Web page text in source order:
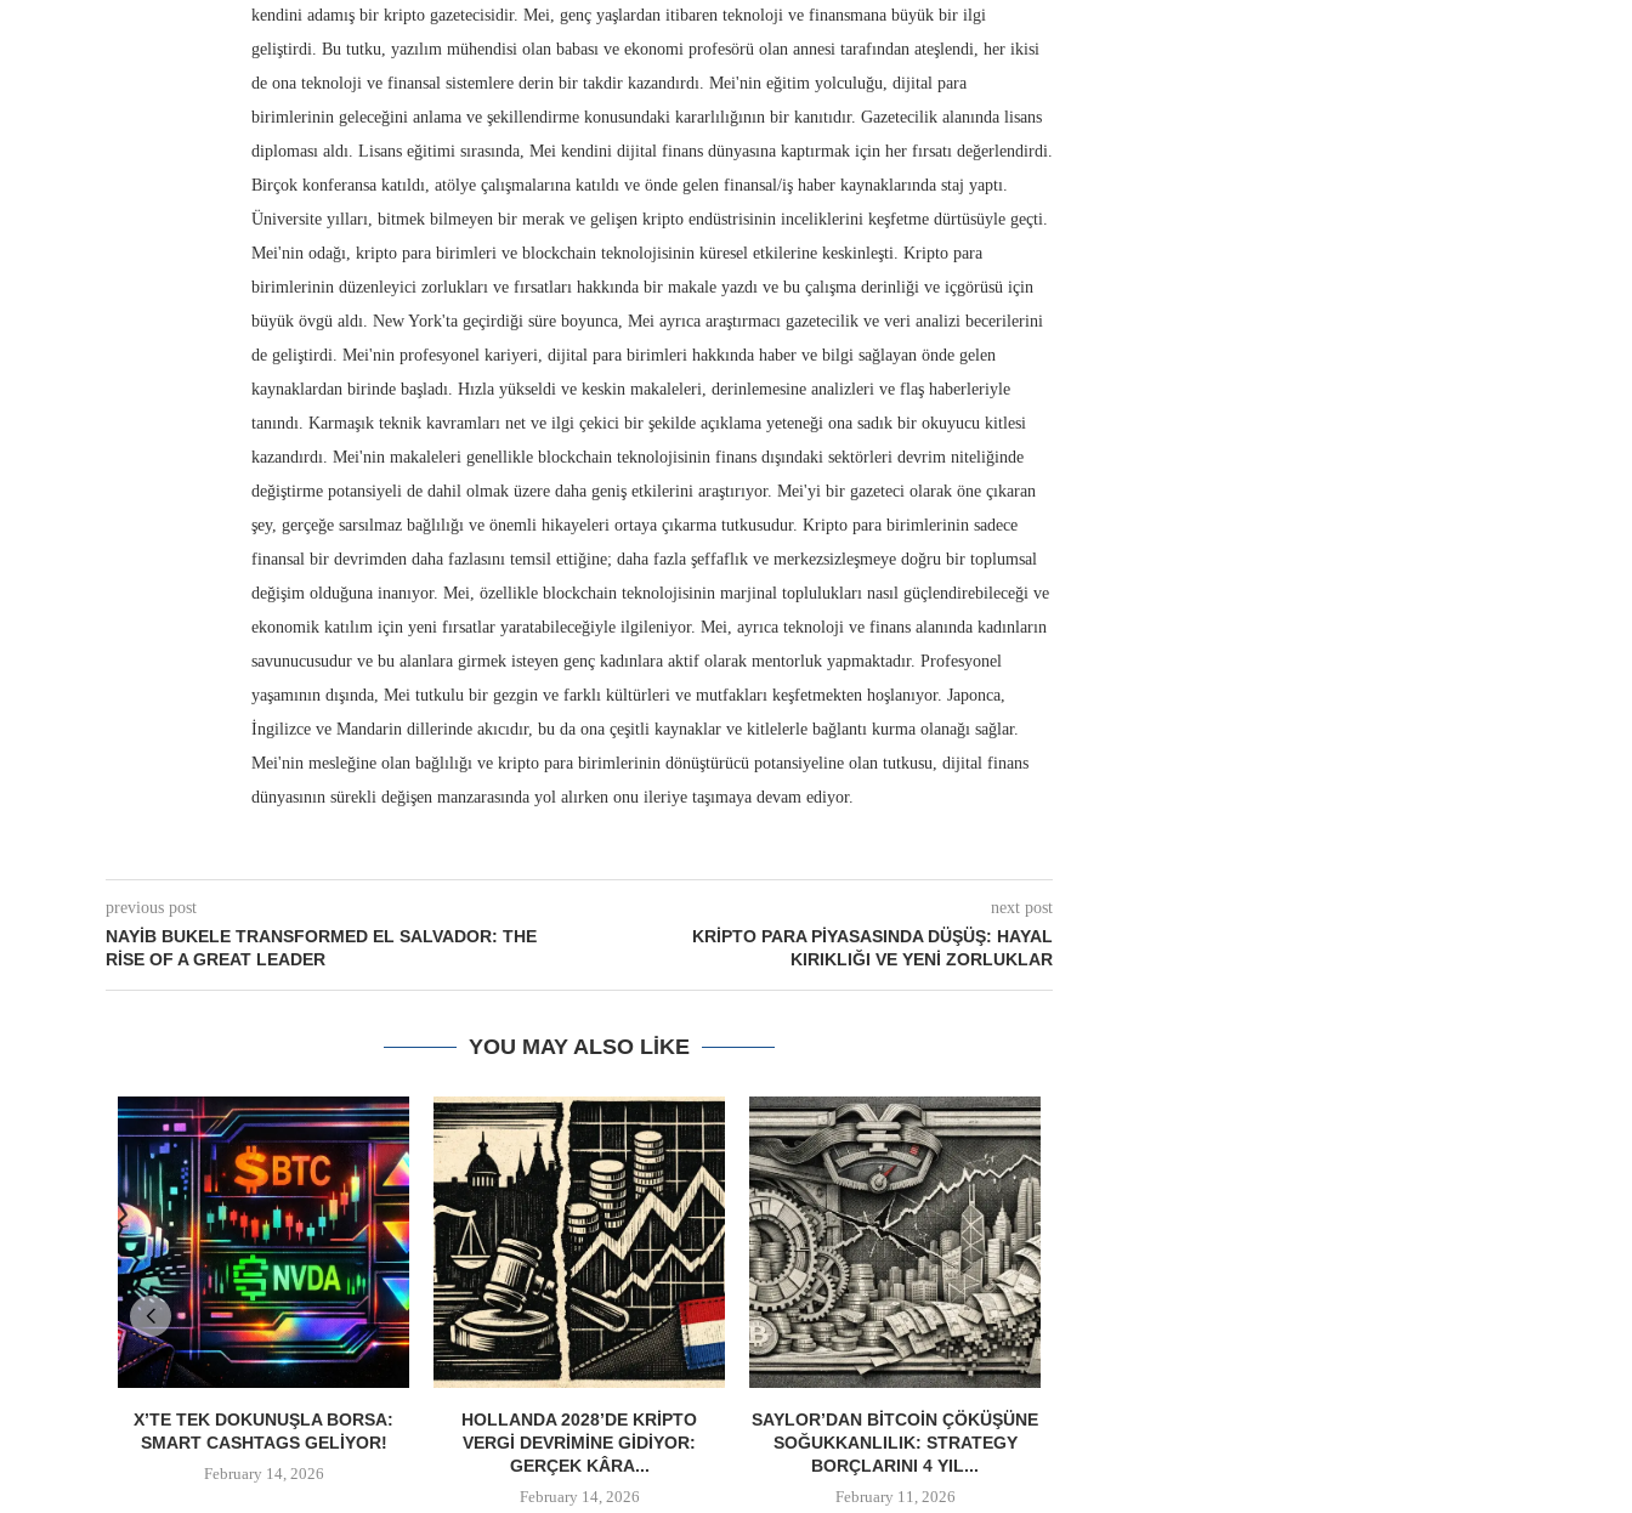
kendini adamış bir kripto gazetecisidir. Mei, genç yaşlardan itibaren teknoloji ve finansmana büyük bir ilgi
geliştirdi. Bu tutku, yazılım mühendisi olan babası ve ekonomi profesörü olan annesi tarafından ateşlendi, her ikisi
de ona teknoloji ve finansal sistemlere derin bir takdir kazandırdı. Mei'nin eğitim yolculuğu, dijital para
birimlerinin geleceğini anlama ve şekillendirme konusundaki kararlılığının bir kanıtıdır. Gazetecilik alanında lisans
diploması aldı. Lisans eğitimi sırasında, Mei kendini dijital finans dünyasına kaptırmak için her fırsatı değerlendirdi.
Birçok konferansa katıldı, atölye çalışmalarına katıldı ve önde gelen finansal/iş haber kaynaklarında staj yaptı.
Üniversite yılları, bitmek bilmeyen bir merak ve gelişen kripto endüstrisinin inceliklerini keşfetme dürtüsüyle geçti.
Mei'nin odağı, kripto para birimleri ve blockchain teknolojisinin küresel etkilerine keskinleşti. Kripto para
birimlerinin düzenleyici zorlukları ve fırsatları hakkında bir makale yazdı ve bu çalışma derinliği ve içgörüsü için
büyük övgü aldı. New York'ta geçirdiği süre boyunca, Mei ayrıca araştırmacı gazetecilik ve veri analizi becerilerini
de geliştirdi. Mei'nin profesyonel kariyeri, dijital para birimleri hakkında haber ve bilgi sağlayan önde gelen
kaynaklardan birinde başladı. Hızla yükseldi ve keskin makaleleri, derinlemesine analizleri ve flaş haberleriyle
tanındı. Karmaşık teknik kavramları net ve ilgi çekici bir şekilde açıklama yeteneği ona sadık bir okuyucu kitlesi
kazandırdı. Mei'nin makaleleri genellikle blockchain teknolojisinin finans dışındaki sektörleri devrim niteliğinde
değiştirme potansiyeli de dahil olmak üzere daha geniş etkilerini araştırıyor. Mei'yi bir gazeteci olarak öne çıkaran
şey, gerçeğe sarsılmaz bağlılığı ve önemli hikayeleri ortaya çıkarma tutkusudur. Kripto para birimlerinin sadece
finansal bir devrimden daha fazlasını temsil ettiğine; daha fazla şeffaflık ve merkezsizleşmeye doğru bir toplumsal
değişim olduğuna inanıyor. Mei, özellikle blockchain teknolojisinin marjinal toplulukları nasıl güçlendirebileceği ve
ekonomik katılım için yeni fırsatlar yaratabileceğiyle ilgileniyor. Mei, ayrıca teknoloji ve finans alanında kadınların
savunucusudur ve bu alanlara girmek isteyen genç kadınlara aktif olarak mentorluk yapmaktadır. Profesyonel
yaşamının dışında, Mei tutkulu bir gezgin ve farklı kültürleri ve mutfakları keşfetmekten hoşlanıyor. Japonca,
İngilizce ve Mandarin dillerinde akıcıdır, bu da ona çeşitli kaynaklar ve kitlelerle bağlantı kurma olanağı sağlar.
Mei'nin mesleğine olan bağlılığı ve kripto para birimlerinin dönüştürücü potansiyeline olan tutkusu, dijital finans
dünyasının sürekli değişen manzarasında yol alırken onu ileriye taşımaya devam ediyor.
previous post
NAYIB BUKELE TRANSFORMED EL SALVADOR: THE
RISE OF A GREAT LEADER
next post
KRIPTO PARA PIYASASINDA DÜŞÜŞ: HAYAL
KIRIKLIĞI VE YENI ZORLUKLAR
YOU MAY ALSO LIKE
X’TE TEK DOKUNUŞLA BORSA:
SMART CASHTAGS GELIYOR!
February 14, 2026
HOLLANDA 2028’DE KRIPTO
VERGI DEVRIMINE GIDIYOR:
GERÇEK KÂRA...
February 14, 2026
SAYLOR’DAN BITCOIN ÇÖKÜŞÜNE
SOĞUKKANLILIK: STRATEGY
BORÇLARINI 4 YIL...
February 11, 2026